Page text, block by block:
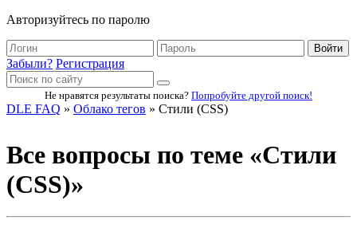
Авторизуйтесь по паролю
Войти
Забыли? Регистрация
Не нравятся результаты поиска? Попробуйте другой поиск!
DLE FAQ » Облако тегов » Стили (CSS)
Все вопросы по теме «Стили
(CSS)»